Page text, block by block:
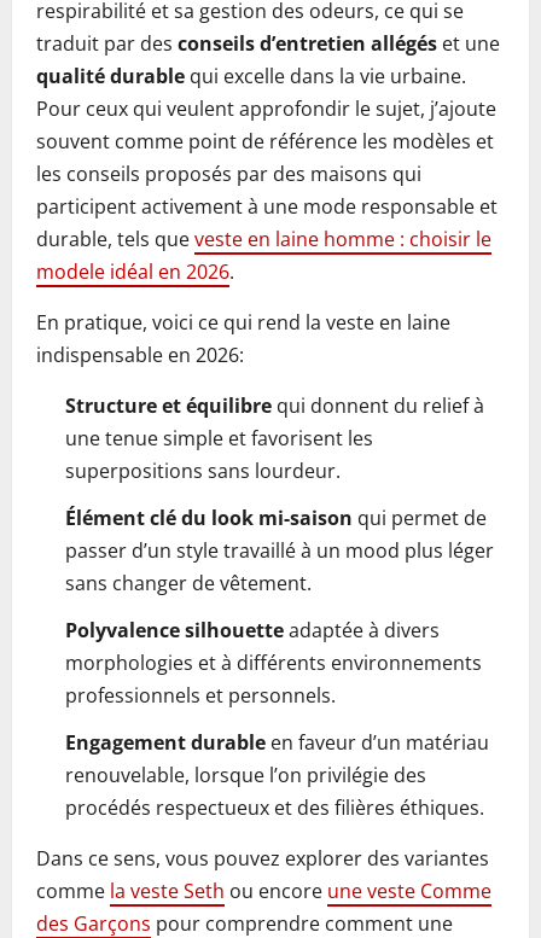
respirabilité et sa gestion des odeurs, ce qui se
traduit par des conseils d’entretien allégés et une
qualité durable qui excelle dans la vie urbaine.
Pour ceux qui veulent approfondir le sujet, j’ajoute
souvent comme point de référence les modèles et
les conseils proposés par des maisons qui
participent activement à une mode responsable et
durable, tels queveste en laine homme : choisir le
modele idéal en 2026.
En pratique, voici ce qui rend la veste en laine
indispensable en 2026:
Structure et équilibre qui donnent du relief à
une tenue simple et favorisent les
superpositions sans lourdeur.
Élément clé du look mi-saison qui permet de
passer d’un style travaillé à un mood plus léger
sans changer de vêtement.
Polyvalence silhouetteadaptée à divers
morphologies et à différents environnements
professionnels et personnels.
Engagement durable en faveur d’un matériau
renouvelable, lorsque l’on privilégie des
procédés respectueux et des filières éthiques.
Dans ce sens, vous pouvez explorer des variantes
comme la veste Seth ou encore une veste Comme
des Garçons pour comprendre comment une